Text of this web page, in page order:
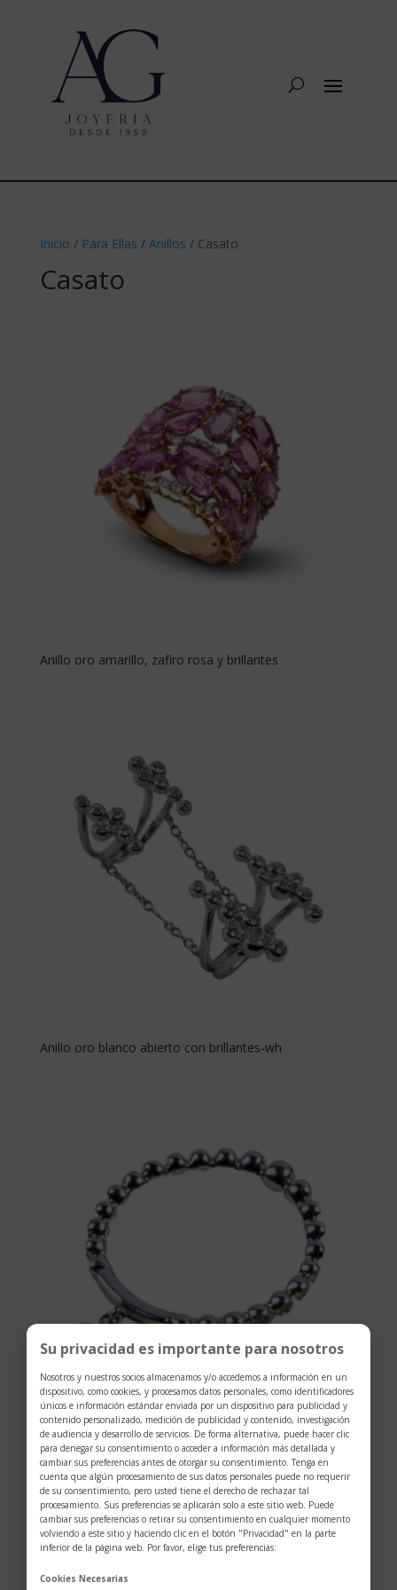
Inicio / Para Ellas / Anillos / Casato
Casato
Anillo oro amarillo, zafiro rosa y brillantes
Anillo oro blanco abierto con brillantes-wh
Anillo oro blanco cintillo brillantes-wh
$3.669
Su privacidad es importante para nosotros
Nosotros y nuestros socios almacenamos y/o accedemos a información en un
dispositivo, como cookies, y procesamos datos personales, como identificadores
únicos e información estándar enviada por un dispositivo para publicidad y
contenido personalizado, medición de publicidad y contenido, investigación
de audiencia y desarrollo de servicios. De forma alternativa, puede hacer clic
para denegar su consentimiento o acceder a información más detallada y
cambiar sus preferencias antes de otorgar su consentimiento. Tenga en
cuenta que algún procesamiento de sus datos personales puede no requerir
de su consentimiento, pero usted tiene el derecho de rechazar tal
procesamiento. Sus preferencias se aplicarán solo a este sitio web. Puede
cambiar sus preferencias o retirar su consentimiento en cualquier momento
volviendo a este sitio y haciendo clic en el botón "Privacidad" en la parte
inferior de la página web. Por favor, elige tus preferencias:
Cookies Necesarias